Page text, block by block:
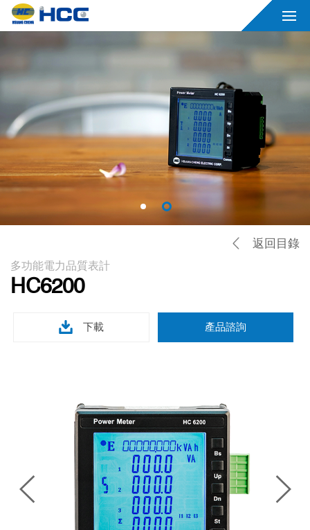
返回目錄
多功能電力品質表計
HC6200
下載 產品諮詢